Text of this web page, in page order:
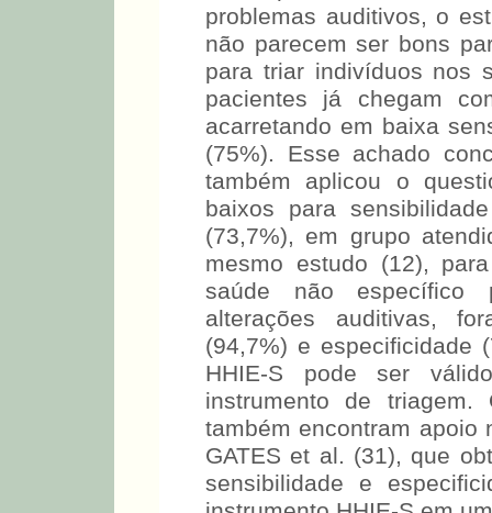
No que se refere à
questionários HHIA-S e
sua aplicabilidade em
problemas auditivos, o
não parecem ser bons
para triar indivíduos nos
pacientes já chegam
acarretando em baixa
(75%). Esse achado
também aplicou o
baixos para
(73,7%), em grupo
mesmo estudo (12),
saúde não específico
alterações auditivas,
(94,7%) e especificidade
HHIE-S pode ser